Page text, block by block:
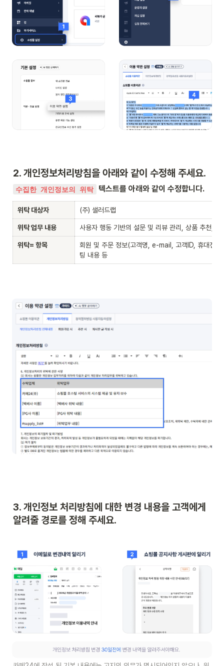
2. 개인정보처리방침을 아래와 같이 수정해 주세요.
수집한 개인정보의 위탁 텍스트를 아래와 같이 수정합니다.
위탁 대상자 (주) 샐러드랩
위탁 업무 내용 사용자 행동 기반의 설문 및 리뷰 관리, 상품 추천,
위탁= 항목
회원 및 주문 정보(고객명, e-mail, 고객ID, 휴대전
팅 내용 등
3. 개인정보 처리방침에 대한 변경 내용을 고객에게
알려줄 경로를 정해 주세요.